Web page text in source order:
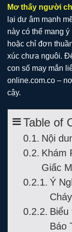
Mơ thấy người
lại dư âm mạnh
này có thể mang
hoặc chỉ đơn
xúc chưa nguôi.
con số may mắn
online.com.co –
cậy.
Table of
Nội
Khám
Giấc
Ý
Biểu
Báo